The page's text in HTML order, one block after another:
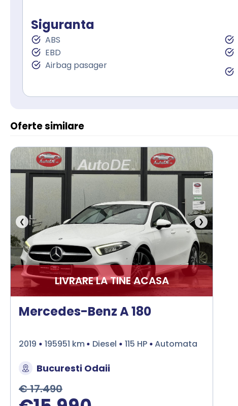
Siguranta
ABS
EBD
Airbag pasager
Oferte similare
❮ ❯
LIVRARE LA TINE ACASA
Mercedes-Benz A 180
2019 195951 km Diesel 115 HP Automata
Bucuresti Odaii
€ 17.490